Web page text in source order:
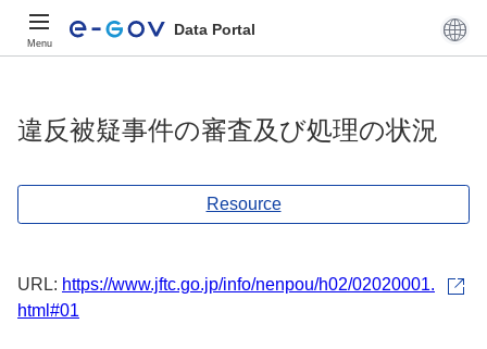
Menu
Data Portal
違反被疑事件の審査及び処理の状況
Resource
URL: https://www.jftc.go.jp/info/nenpou/h02/02020001.
html#01